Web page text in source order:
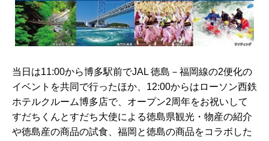
当日は11:00から博多駅前でJAL 徳島－福岡線の2便化の
イベントを共同で行ったほか、12:00からはローソン西鉄
ホテルクルーム博多店で、オープン2周年をお祝いして
すだちくんとすだち大使による徳島県観光・物産の紹介
や徳島産の商品の試食、福岡と徳島の商品をコラボした